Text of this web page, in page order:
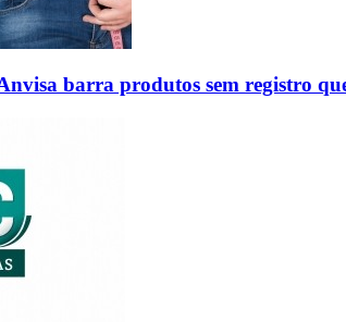
barra produtos sem registro